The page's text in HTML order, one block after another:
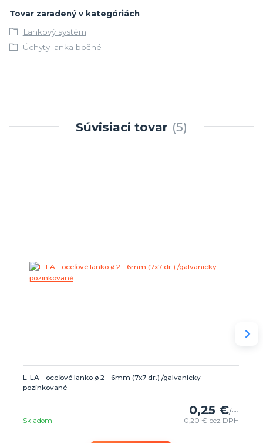
Tovar zaradený v kategóriách
Lankový systém
Úchyty lanka bočné
Súvisiaci tovar 5
L-LA - oceľové lanko ø 2 - 6mm (7x7 dr.) /galvanicky
pozinkované
0,25 €/m
0,20 € bez DPH
Skladom